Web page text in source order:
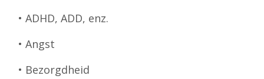
• ADHD, ADD, enz.
• Angst
• Bezorgdheid